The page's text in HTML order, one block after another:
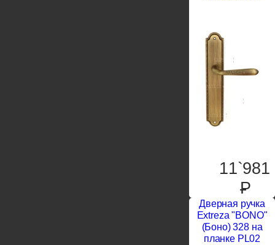
11`981
P
Дверная ручка
Extreza "BONO"
(Боно) 328 на
планке PL02